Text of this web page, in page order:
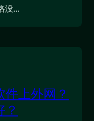
没…
上外网？